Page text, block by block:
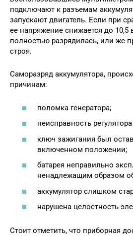
подключают к разъемам
запускают двигатель. Если при
ее напряжение снижается до 10,5
полностью разрядилась, или же
строя.
Саморазряд аккумулятора,
причинам:
поломка генератора;
неисправность
ключ зажигания был
включенном положении;
батарея неправильно
ненадлежащим образом
аккумулятор слишком
нарушена целостность
Стоит отметить, что приборная